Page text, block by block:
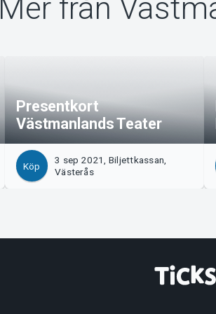
Mer från
Presentkort
Västmanlands Teater
Köp
3 sep 2021, Biljettkassan,
Västerås